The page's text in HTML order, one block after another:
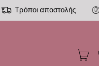
Τρόποι αποστολής